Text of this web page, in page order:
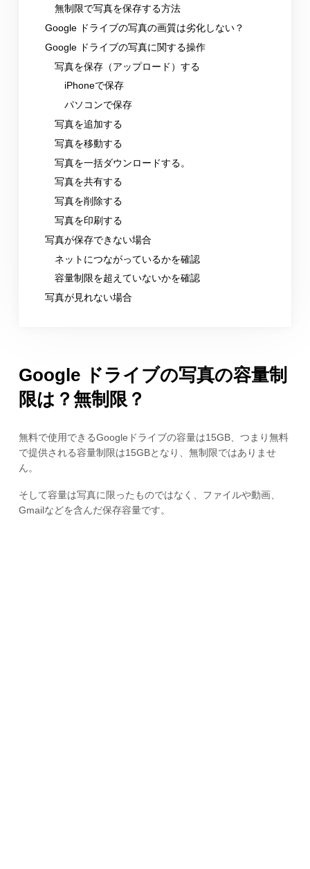
無制限で写真を保存する方法
Google ドライブの写真の画質は劣化しない？
Google ドライブの写真に関する操作
写真を保存（アップロード）する
iPhoneで保存
パソコンで保存
写真を追加する
写真を移動する
写真を一括ダウンロードする。
写真を共有する
写真を削除する
写真を印刷する
写真が保存できない場合
ネットにつながっているかを確認
容量制限を超えていないかを確認
写真が見れない場合
Google ドライブの写真の容量制
限は？無制限？
無料で使用できるGoogleドライブの容量は15GB、つまり無料
で提供される容量制限は15GBとなり、無制限ではありませ
ん。
そして容量は写真に限ったものではなく、ファイルや動画、
Gmailなどを含んだ保存容量です。